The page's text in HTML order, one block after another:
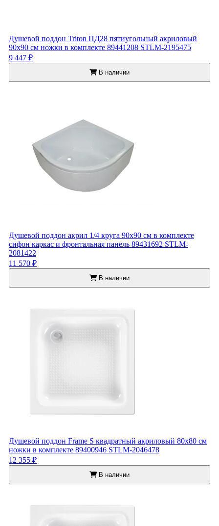
Душевой поддон Triton ПД28 пятиугольный акриловый
90x90 см ножки в комплекте 89441208 STLM-2195475
9 447 ₽
В наличии
Душевой поддон акрил 1/4 круга 90x90 см в комплекте
сифон каркас и фронтальная панель 89431692 STLM-
2081422
11 570 ₽
В наличии
Душевой поддон Frame S квадратный акриловый 80x80 см
ножки в комплекте 89400946 STLM-2046478
12 355 ₽
В наличии